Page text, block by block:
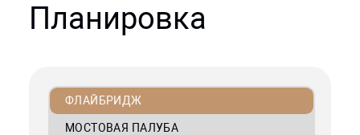
Планировка
ФЛАЙБРИДЖ
МОСТОВАЯ ПАЛУБА